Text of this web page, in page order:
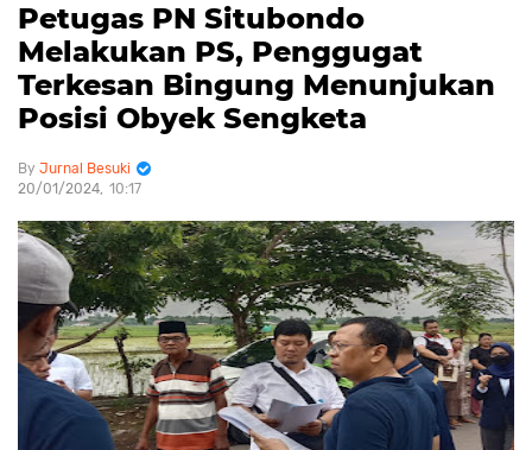
Petugas PN Situbondo
Melakukan PS, Penggugat
Terkesan Bingung Menunjukan
Posisi Obyek Sengketa
Jurnal Besuki
20/01/2024 10:17